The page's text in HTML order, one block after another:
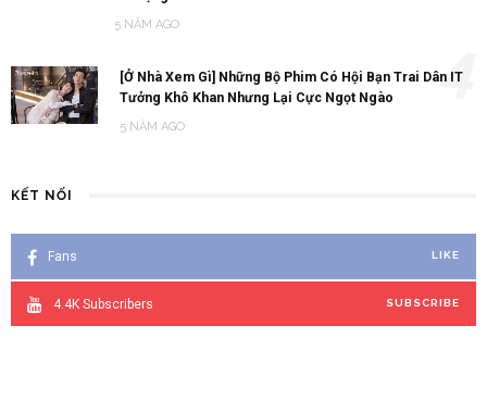
5 NĂM AGO
[Ở Nhà Xem Gì] Những Bộ Phim Có Hội Bạn Trai Dân IT
Tưởng Khô Khan Nhưng Lại Cực Ngọt Ngào
5 NĂM AGO
4
KẾT NỐI
Fans LIKE
4.4K Subscribers SUBSCRIBE